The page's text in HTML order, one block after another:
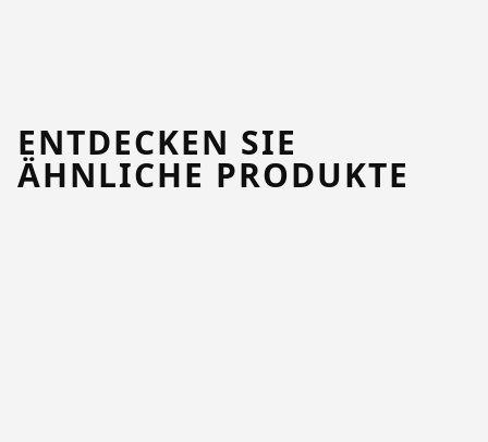
ENTDECKEN SIE
ÄHNLICHE PRODUKTE